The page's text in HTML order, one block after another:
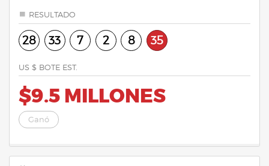
RESULTADO
28 33 7 2 8 35
US $ BOTE EST.
$9.5 MILLONES
Ganó